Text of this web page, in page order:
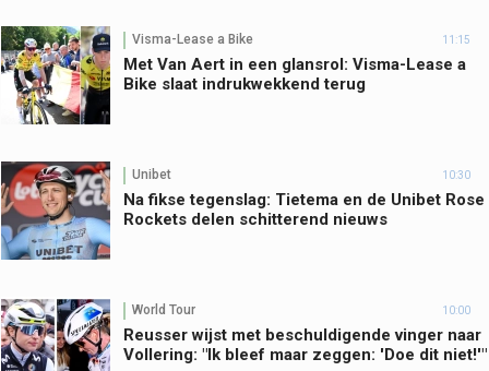
Visma-Lease a Bike 11:15
Met Van Aert in een glansrol: Visma-Lease a
Bike slaat indrukwekkend terug
Unibet 10:30
Na fikse tegenslag: Tietema en de Unibet Rose
Rockets delen schitterend nieuws
World Tour 10:00
Reusser wijst met beschuldigende vinger naar
Vollering: "Ik bleef maar zeggen: 'Doe dit niet!'"